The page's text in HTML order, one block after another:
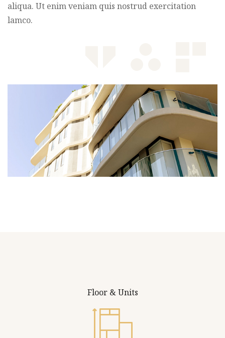
aliqua. Ut enim veniam quis nostrud exercitation
lamco.
Floor & Units